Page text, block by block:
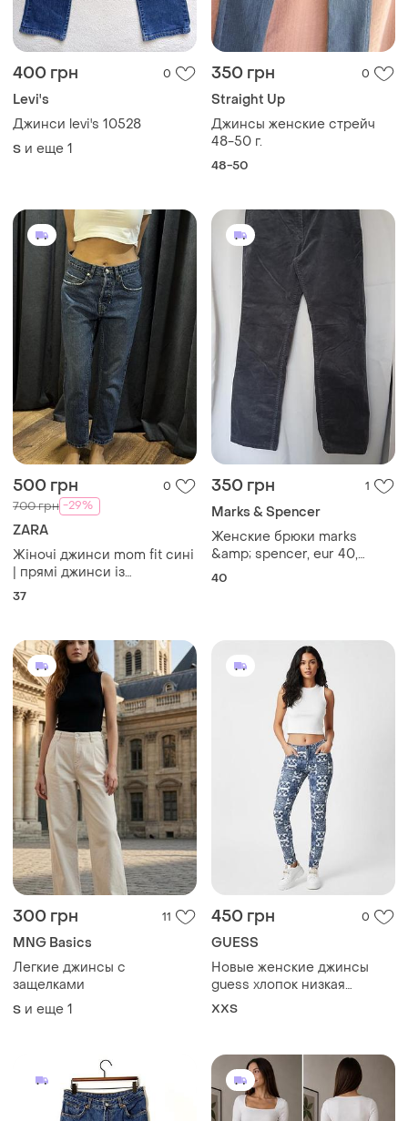
400 грн 0
Levi's
Джинси levi's 10528
S и еще 1
350 грн 0
Straight Up
Джинсы женские стрейч
48-50 г.
48-50
500 грн 0
700 грн -29%
ZARA
Жіночі джинси mom fit сині
| прямі джинси із
середньою посадкою |
37
350 грн 1
Marks & Spencer
Женские брюки marks
&amp; spencer, eur 40,
темно-серые вельветовые
вельветы
40
300 грн 11
MNG Basics
Легкие джинсы с
защелками
S и еще 1
450 грн 0
GUESS
Новые женские джинсы
guess хлопок низкая
посадка xxs
XХS